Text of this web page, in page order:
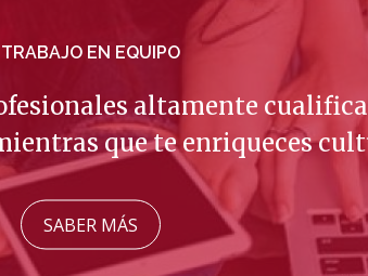
TRABAJO EN EQUIPO
altamente
que te enriqueces
SABER MÁS